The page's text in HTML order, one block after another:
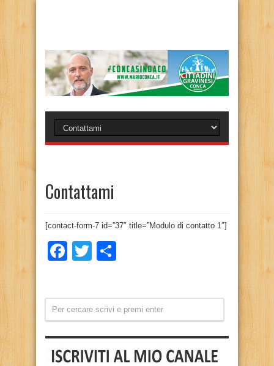
Contattami
[contact-form-7 id=”37″ title=”Modulo di contatto 1″]
Facebook
Twitter